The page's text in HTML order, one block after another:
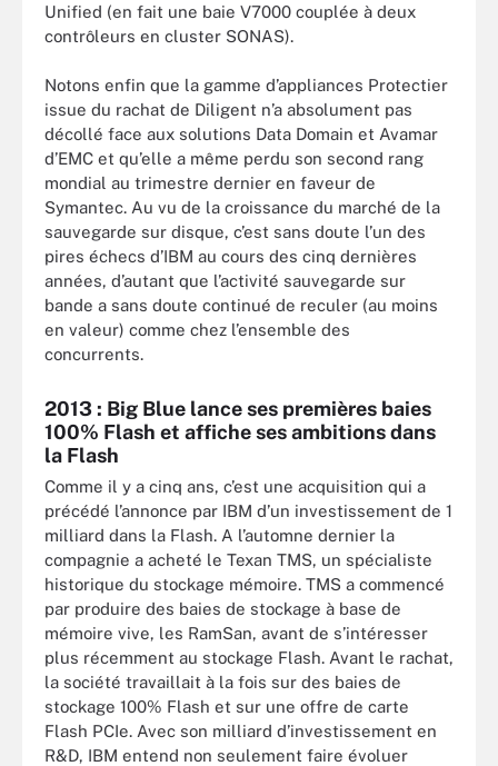
Unified (en fait une baie V7000 couplée à deux
contrôleurs en cluster SONAS).
Notons enfin que la gamme d’appliances Protectier
issue du rachat de Diligent n’a absolument pas
décollé face aux solutions Data Domain et Avamar
d’EMC et qu’elle a même perdu son second rang
mondial au trimestre dernier en faveur de
Symantec. Au vu de la croissance du marché de la
sauvegarde sur disque, c’est sans doute l’un des
pires échecs d’IBM au cours des cinq dernières
années, d’autant que l’activité sauvegarde sur
bande a sans doute continué de reculer (au moins
en valeur) comme chez l’ensemble des
concurrents.
2013 : Big Blue lance ses premières baies
100% Flash et affiche ses ambitions dans
la Flash
Comme il y a cinq ans, c’est une acquisition qui a
précédé l’annonce par IBM d’un investissement de 1
milliard dans la Flash. A l’automne dernier la
compagnie a acheté le Texan TMS, un spécialiste
historique du stockage mémoire. TMS a commencé
par produire des baies de stockage à base de
mémoire vive, les RamSan, avant de s’intéresser
plus récemment au stockage Flash. Avant le rachat,
la société travaillait à la fois sur des baies de
stockage 100% Flash et sur une offre de carte
Flash PCIe. Avec son milliard d’investissement en
R&D, IBM entend non seulement faire évoluer